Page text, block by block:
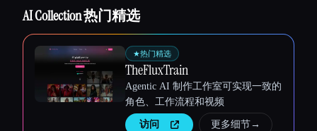
Esc
AI Collection 热门精选
★热门精选
TheFluxTrain
Agentic AI 制作工作室可实现一致的
角色、工作流程和视频
访问 更多细节→